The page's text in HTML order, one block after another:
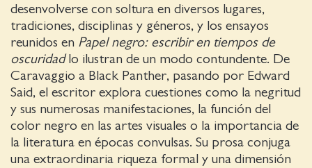
desenvolverse con soltura en diversos lugares,
tradiciones, disciplinas y géneros, y los ensayos
reunidos en Papel negro: escribir en tiempos de
oscuridadlo ilustran de un modo contundente. De
Caravaggio a Black Panther, pasando por Edward
Said, el escritor explora cuestiones como la negritud
y sus numerosas manifestaciones, la función del
color negro en las artes visuales o la importancia de
la literatura en épocas convulsas. Su prosa conjuga
una extraordinaria riqueza formal y una dimensión